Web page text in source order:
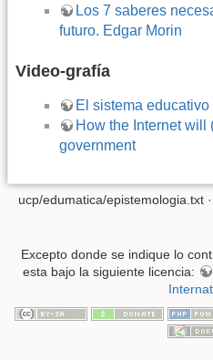
Los 7 saberes
futuro. Edgar Morin
Video-grafía
El sistema
How the Internet will
government
ucp/edumatica/epistemologia.txt
Excepto donde se indique lo
esta bajo la siguiente licencia: